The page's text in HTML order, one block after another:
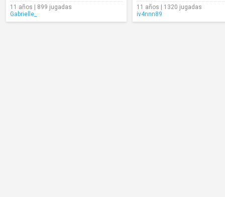
11 años | 899 jugadas
Gabrielle_
11 años | 1320 jugadas
iv4nnn89